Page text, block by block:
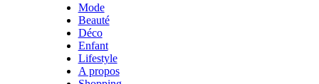
Mode
Beauté
Déco
Enfant
Lifestyle
A propos